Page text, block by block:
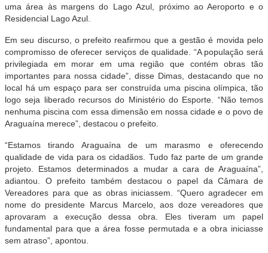
uma área às margens do Lago Azul, próximo ao Aeroporto e o
Residencial Lago Azul.
Em seu discurso, o prefeito reafirmou que a gestão é movida pelo
compromisso de oferecer serviços de qualidade. “A população será
privilegiada em morar em uma região que contém obras tão
importantes para nossa cidade”, disse Dimas, destacando que no
local há um espaço para ser construída uma piscina olímpica, tão
logo seja liberado recursos do Ministério do Esporte. “Não temos
nenhuma piscina com essa dimensão em nossa cidade e o povo de
Araguaína merece”, destacou o prefeito.
“Estamos tirando Araguaína de um marasmo e oferecendo
qualidade de vida para os cidadãos. Tudo faz parte de um grande
projeto. Estamos determinados a mudar a cara de Araguaína”,
adiantou. O prefeito também destacou o papel da Câmara de
Vereadores para que as obras iniciassem. “Quero agradecer em
nome do presidente Marcus Marcelo, aos doze vereadores que
aprovaram a execução dessa obra. Eles tiveram um papel
fundamental para que a área fosse permutada e a obra iniciasse
sem atraso”, apontou.